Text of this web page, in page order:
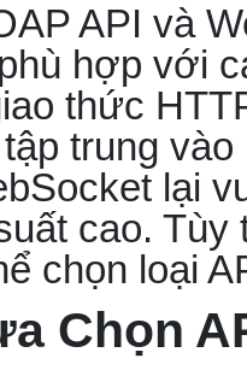
API và
hợp với
thức
trung
lại
cao.
chọn loại
Chọn